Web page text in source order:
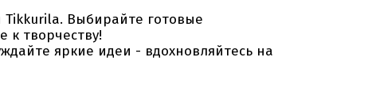
Tikkurila. Выбирайте готовые
к творчеству!
яркие идеи - вдохновляйтесь на